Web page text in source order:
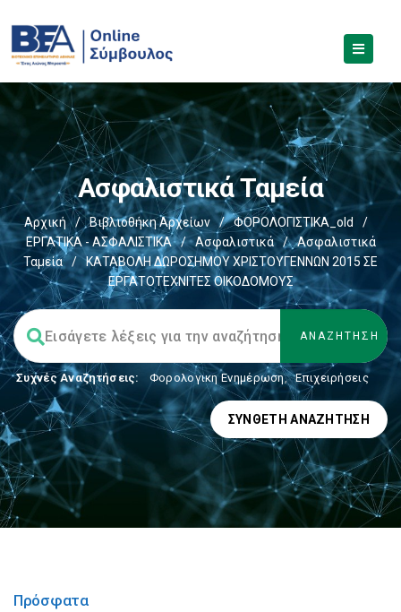
Ασφαλιστικά Ταμεία
Αρχική / Βιβλιοθήκη Αρχείων / ΦΟΡΟΛΟΓΙΣΤΙΚΑ_old
/
ΕΡΓΑΤΙΚΑ - ΑΣΦΑΛΙΣΤΙΚΑ
/ Ασφαλιστικά /
Ασφαλιστικά
Ταμεία
/
ΚΑΤΑΒΟΛΗ ΔΩΡΟΣΗΜΟΥ ΧΡΙΣΤΟΥΓΕΝΝΩΝ 2015 ΣΕ
ΕΡΓΑΤΟΤΕΧΝΙΤΕΣ ΟΙΚΟΔΟΜΟΥΣ
Συχνές Αναζητήσεις: Φορολογικη Ενημέρωση, Επιχειρήσεις
ΣΎΝΘΕΤΗ ΑΝΑΖΉΤΗΣΗ
Πρόσφατα